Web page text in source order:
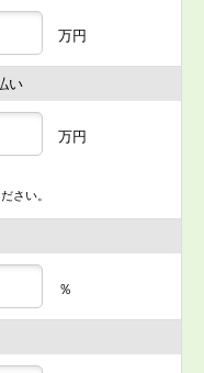
万円
い
万円
さい。
％